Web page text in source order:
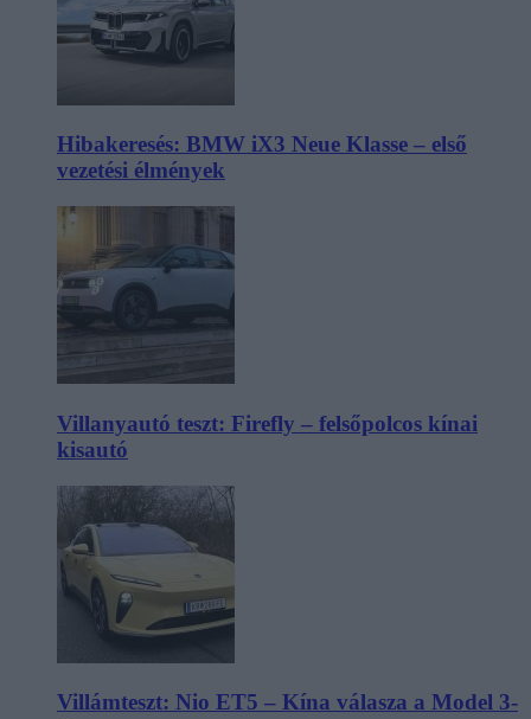
Hibakeresés: BMW iX3 Neue Klasse – első
vezetési élmények
Villanyautó teszt: Firefly – felsőpolcos kínai
kisautó
Villámteszt: Nio ET5 – Kína válasza a Model 3-